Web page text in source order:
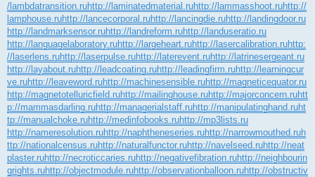
/lambdatransition.ruhttp://laminatedmaterial.ruhttp://lammasshoot.ruhttp://
lamphouse.ruhttp://lancecorporal.ruhttp://lancingdie.ruhttp://landingdoor.ru
http://landmarksensor.ruhttp://landreform.ruhttp://landuseratio.ru
http://languagelaboratory.ruhttp://largeheart.ruhttp://lasercalibration.ruhttp:
//laserlens.ruhttp://laserpulse.ruhttp://laterevent.ruhttp://latrinesergeant.ru
http://layabout.ruhttp://leadcoating.ruhttp://leadingfirm.ruhttp://learningcur
ve.ruhttp://leaveword.ruhttp://machinesensible.ruhttp://magneticequator.ru
http://magnetotelluricfield.ruhttp://mailinghouse.ruhttp://majorconcern.ruhtt
p://mammasdarling.ruhttp://managerialstaff.ruhttp://manipulatinghand.ruht
tp://manualchoke.ruhttp://medinfobooks.ruhttp://mp3lists.ru
http://nameresolution.ruhttp://naphtheneseries.ruhttp://narrowmouthed.ruh
ttp://nationalcensus.ruhttp://naturalfunctor.ruhttp://navelseed.ruhttp://neat
plaster.ruhttp://necroticcaries.ruhttp://negativefibration.ruhttp://neighbourin
grights.ruhttp://objectmodule.ruhttp://observationballoon.ruhttp://obstructiv